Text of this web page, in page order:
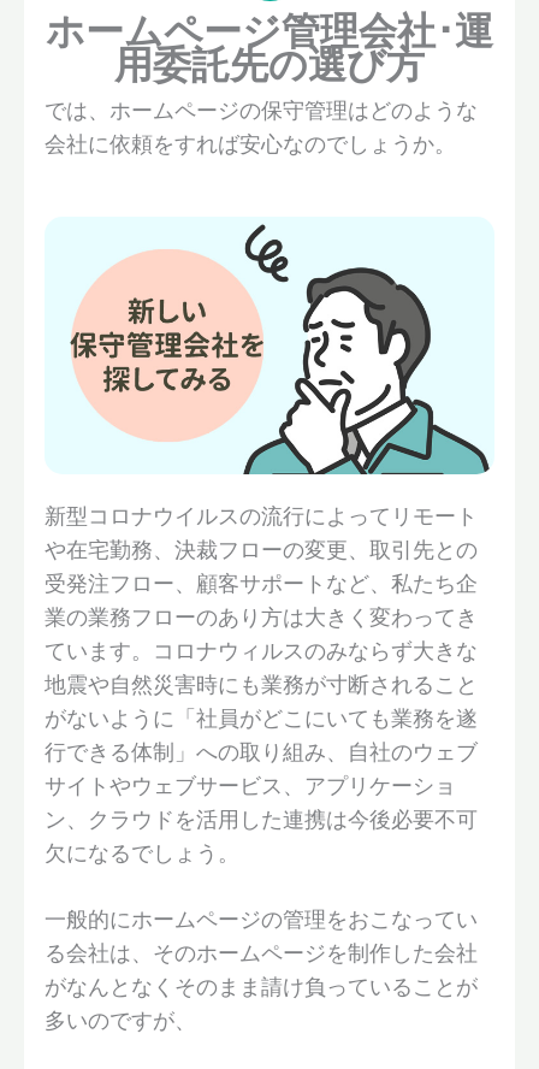
ホームページ管理会社･運
用委託先の選び方
では、ホームページの保守管理はどのような
会社に依頼をすれば安心なのでしょうか。
新型コロナウイルスの流行によってリモート
や在宅勤務、決裁フローの変更、取引先との
受発注フロー、顧客サポートなど、私たち企
業の業務フローのあり方は大きく変わってき
ています。コロナウィルスのみならず大きな
地震や自然災害時にも業務が寸断されること
がないように「社員がどこにいても業務を遂
行できる体制」への取り組み、自社のウェブ
サイトやウェブサービス、アプリケーショ
ン、クラウドを活用した連携は今後必要不可
欠になるでしょう。
一般的にホームページの管理をおこなってい
る会社は、そのホームページを制作した会社
がなんとなくそのまま請け負っていることが
多いのですが、